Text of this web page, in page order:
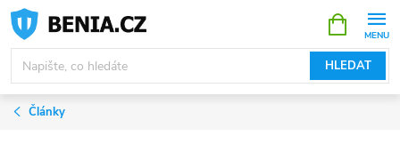
Přejít
obsah
HLEDAT
NÁKUPNÍ
KOŠÍK
Články